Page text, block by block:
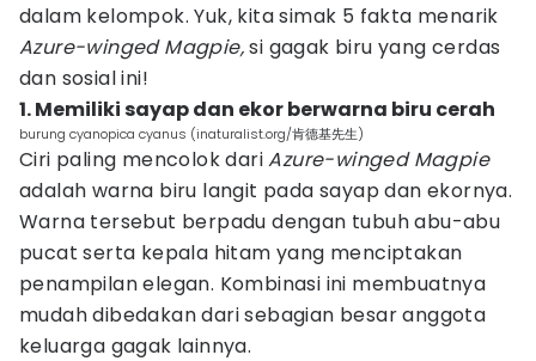
dalam kelompok. Yuk, kita simak 5 fakta menarik
Azure-winged Magpie,si gagak biru yang cerdas
dan sosial ini!
1. Memiliki sayap dan ekor berwarna biru cerah
burung cyanopica cyanus (inaturalist.org/肯德基先生)
Ciri paling mencolok dariAzure-winged Magpie
adalah warna biru langit pada sayap dan ekornya.
Warna tersebut berpadu dengan tubuh abu-abu
pucat serta kepala hitam yang menciptakan
penampilan elegan. Kombinasi ini membuatnya
mudah dibedakan dari sebagian besar anggota
keluarga gagak lainnya.